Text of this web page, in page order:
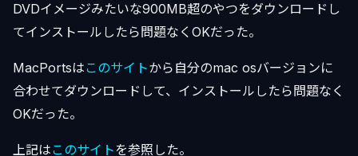
DVDイメージみたいな900MB超のやつをダウンロードし
てインストールしたら問題なくOKだった。
MacPortsは このサイトから自分のmac osバージョンに
合わせてダウンロードして、インストールしたら問題なく
OKだった。
上記は このサイトを参照した。